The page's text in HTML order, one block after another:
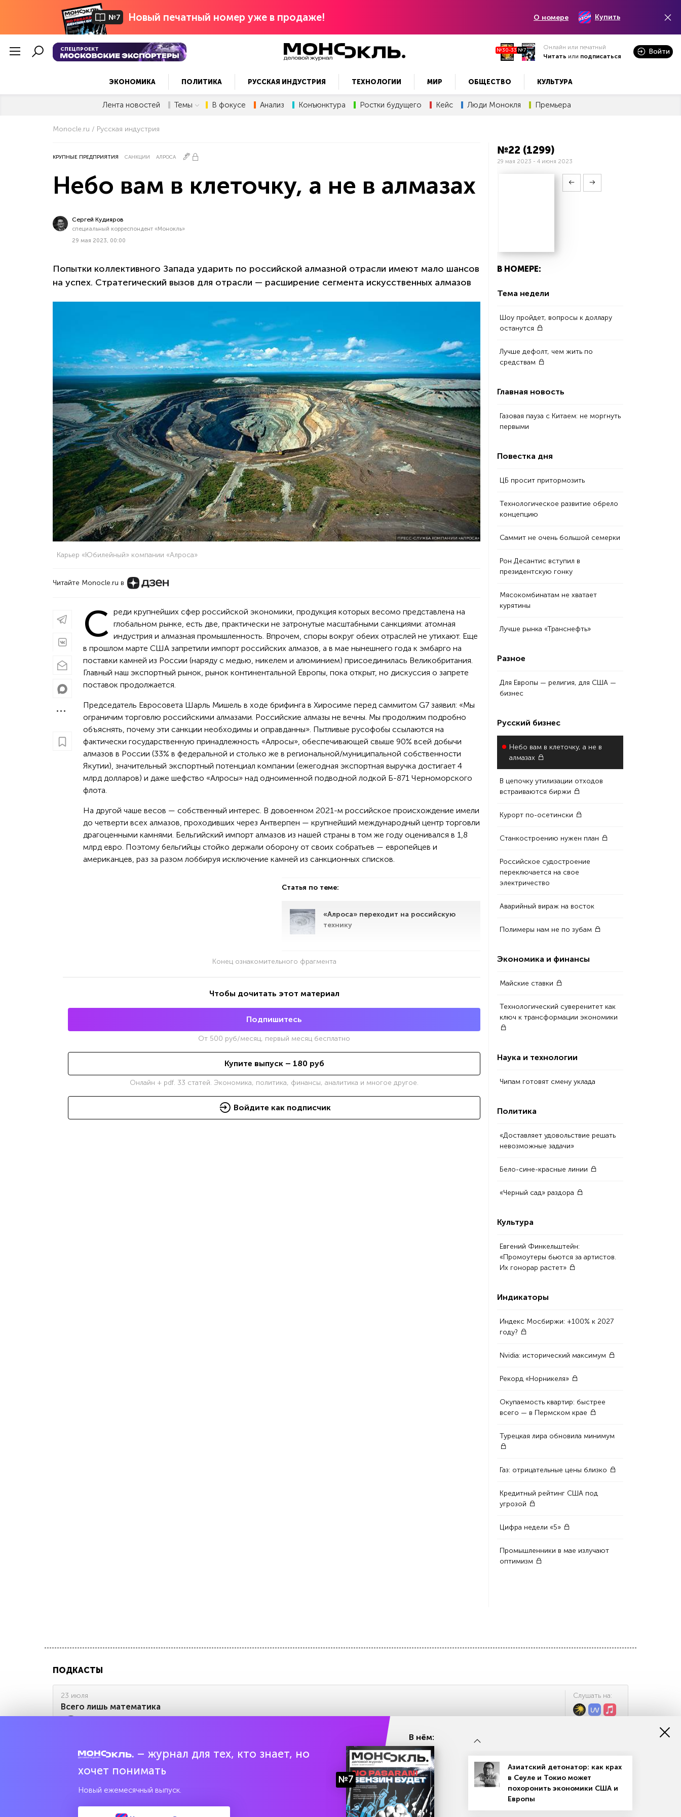
№7 Новый печатный номер уже в продаже! О номере Купить
СПЕЦПРОЕКТ №30-33 №7
Онлайн или печатный
Читать или подписаться
Войти
ЭКОНОМИКА ПОЛИТИКА РУССКАЯ ИНДУСТРИЯ ТЕХНОЛОГИИ МИР ОБЩЕСТВО КУЛЬТУРА
Лента новостей Темы В фокусе Анализ Конъюнктура Ростки будущего Кейс Люди Монокля Премьера
Monocle.ru Русская индустрия
КРУПНЫЕ ПРЕДПРИЯТИЯ САНКЦИИ АЛРОСА
Небо вам в клеточку, а не в алмазах
Сергей Кудияров
специальный корреспондент «Монокль»
29 мая 2023, 00:00
Попытки коллективного Запада ударить по российской алмазной отрасли имеют мало шансов
на успех. Стратегический вызов для отрасли — расширение сегмента искусственных алмазов
ПРЕСС-СЛУЖБА КОМПАНИИ «АЛРОСА»
Карьер «Юбилейный» компании «Алроса»
Читайте Monocle.ru в
С реди крупнейших сфер российской экономики, продукция которых весомо представлена на
глобальном рынке, есть две, практически не затронутые масштабными санкциями: атомная
индустрия и алмазная промышленность. Впрочем, споры вокруг обеих отраслей не утихают. Еще
в прошлом марте США запретили импорт российских алмазов, а в мае нынешнего года к эмбарго на
поставки камней из России (наряду с медью, никелем и алюминием) присоединилась Великобритания.
Главный наш экспортный рынок, рынок континентальной Европы, пока открыт, но дискуссия о запрете
поставок продолжается.
Председатель Евросовета Шарль Мишель в ходе брифинга в Хиросиме перед саммитом G7 заявил: «Мы
ограничим торговлю российскими алмазами. Российские алмазы не вечны. Мы продолжим подробно
объяснять, почему эти санкции необходимы и оправданны». Пытливые русофобы ссылаются на
фактически государственную принадлежность «Алросы», обеспечивающей свыше 90% всей добычи
алмазов в России (33% в федеральной и столько же в региональной/муниципальной собственности
Якутии), значительный экспортный потенциал компании (ежегодная экспортная выручка достигает 4
млрд долларов) и даже шефство «Алросы» над одноименной подводной лодкой Б-871 Черноморского
флота.
На другой чаше весов — собственный интерес. В довоенном 2021-м российское происхождение имели
до четверти всех алмазов, проходивших через Антверпен — крупнейший международный центр торговли
драгоценными камнями. Бельгийский импорт алмазов из нашей страны в том же году оценивался в 1,8
млрд евро. Поэтому бельгийцы стойко держали оборону от своих собратьев — европейцев и
американцев, раз за разом лоббируя исключение камней из санкционных списков.
Статья по теме:
«Алроса» переходит на российскую
технику
Конец ознакомительного фрагмента
Чтобы дочитать этот материал
Подпишитесь
От 500 руб/месяц, первый месяц бесплатно
Купите выпуск – 180 руб
Онлайн + pdf. 33 статей. Экономика, политика, финансы, аналитика и многое другое.
Войдите как подписчик
№22 (1299)
29 мая 2023 - 4 июня 2023
В НОМЕРЕ:
Тема недели
Шоу пройдет, вопросы к доллару
останутся
Лучше дефолт, чем жить по
средствам
Главная новость
Газовая пауза с Китаем: не моргнуть
первыми
Повестка дня
ЦБ просит притормозить
Технологическое развитие обрело
концепцию
Саммит не очень большой семерки
Рон Десантис вступил в
президентскую гонку
Мясокомбинатам не хватает
курятины
Лучше рынка «Транснефть»
Разное
Для Европы — религия, для США —
бизнес
Русский бизнес
Небо вам в клеточку, а не в
алмазах
В цепочку утилизации отходов
встраиваются биржи
Курорт по-осетински
Станкостроению нужен план
Российское судостроение
переключается на свое
электричество
Аварийный вираж на восток
Полимеры нам не по зубам
Экономика и финансы
Майские ставки
Технологический суверенитет как
ключ к трансформации экономики
Наука и технологии
Чипам готовят смену уклада
Политика
«Доставляет удовольствие решать
невозможные задачи»
Бело-сине-красные линии
«Черный сад» раздора
Культура
Евгений Финкельштейн:
«Промоутеры бьются за артистов.
Их гонорар растет»
Индикаторы
Индекс Мосбиржи: +100% к 2027
году?
Nvidia: исторический максимум
Рекорд «Норникеля»
Окупаемость квартир: быстрее
всего — в Пермском крае
Турецкая лира обновила минимум
Газ: отрицательные цены близко
Кредитный рейтинг США под
угрозой
Цифра недели «5»
Промышленники в мае излучают
оптимизм
ПОДКАСТЫ
23 июля
Всего лишь математика
Cлушать на:
Все выпуски
ЧИТАЙТЕ ТАКЖЕ
– журнал для тех, кто знает, но
хочет понимать
Новый ежемесячный выпуск.
В нём:
№7
Азиатский детонатор: как крах
в Сеуле и Токио может
похоронить экономики США и
Европы